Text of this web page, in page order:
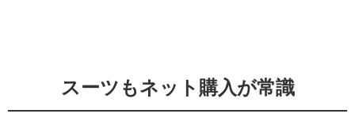
スーツもネット購入が常識